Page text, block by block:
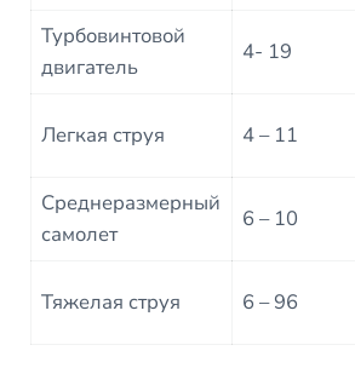
Турбовинтовой
двигатель
4- 19
Легкая струя 4 – 11
Среднеразмерный
самолет
6 – 10
Тяжелая струя 6 – 96